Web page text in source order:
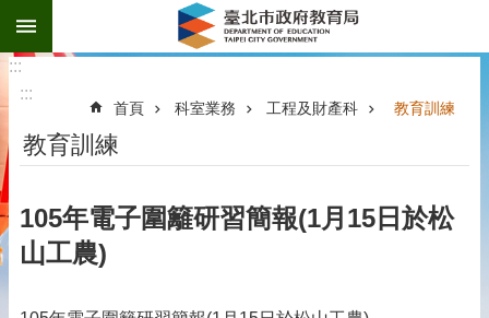
跳到主要內容區塊
:::
:::
首頁 科室業務 工程及財產科 教育訓練
教育訓練
105年電子圍籬研習簡報(1月15日於松
山工農)